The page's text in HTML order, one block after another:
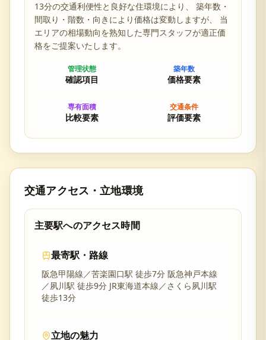
13分の交通利便性と 良好な住環境により、 築年数・
間取り・階数・向きにより価格は変動しますが、 当
エリアの相場動向を熟知した専門スタッフが適正価
格をご提案いたします。
管理状態
確認項目
築年数
価格要素
専有面積
比較要素
交通条件
評価要素
交通アクセス・立地環境
主要駅へのアクセス時間
最寄駅・路線
阪急甲陽線／苦楽園口駅 徒歩7分 阪急神戸本線
／夙川駅 徒歩9分 JR東海道本線／さくら夙川駅
徒歩13分
立地の魅力